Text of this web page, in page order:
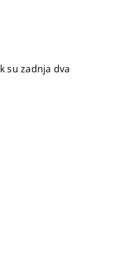
su zadnja dva